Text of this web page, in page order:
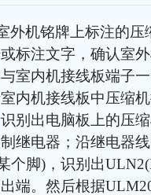
外机铭牌上标注的
标注文字，确认室
室内机接线板端子
内机接线板中压缩
别出电脑板上的压
继电器；沿继电器
个脚)，识别出
端。然后根据